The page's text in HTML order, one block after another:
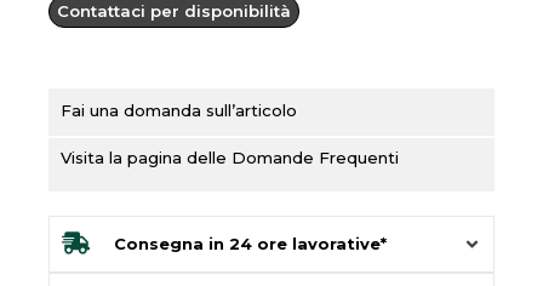
Contattaci per disponibilità
Fai una domanda sull’articolo
Visita la pagina delle Domande Frequenti
Consegna in 24 ore lavorative*